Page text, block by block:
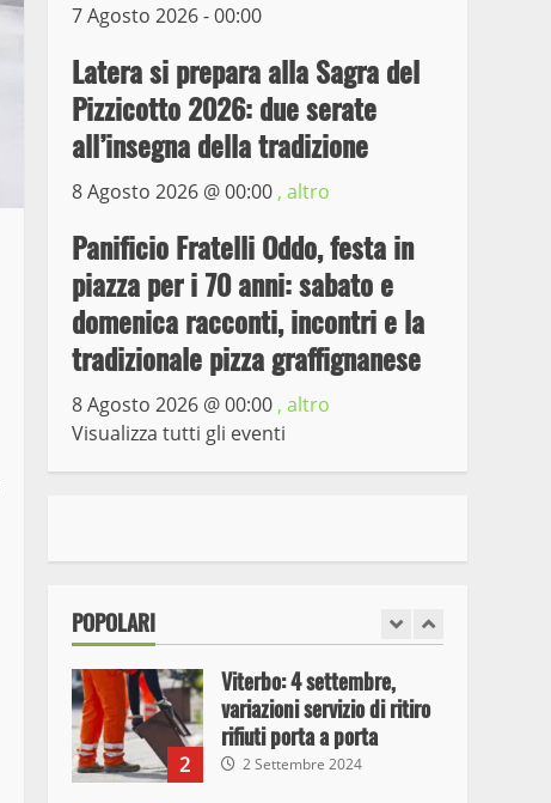
7 Agosto 2026 - 00:00
Latera si prepara alla Sagra del
Pizzicotto 2026: due serate
all’insegna della tradizione
8 Agosto 2026 @00:00 , altro
Panificio Fratelli Oddo, festa in
piazza per i 70 anni: sabato e
domenica racconti, incontri e la
tradizionale pizza graffignanese
8 Agosto 2026 @00:00 , altro
Visualizza tutti gli eventi
POPOLARI
5
Prorogata la mostra dei
bozzetti di Michelangelo
Buonarroti ospitata al
Museo dei Portici
19 Gennaio 2023
6
Trasporto pubblico locale,
terminal Riello dal 15 al
17 giugno
15 Giugno 2023
7
Giochi Sportivi
Studenteschi di Atletica a
Viterbo
10 Maggio 2023
fini di spaccio di sostanze
2
Viterbo: 4 settembre,
variazioni servizio di ritiro
rifiuti porta a porta
2 Settembre 2024